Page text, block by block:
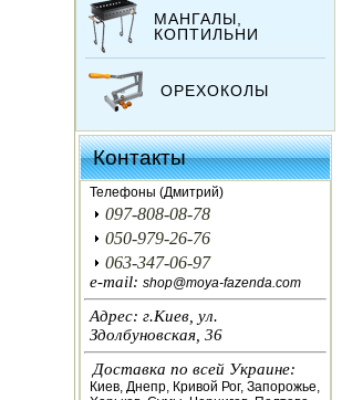
МАНГАЛЫ,
КОПТИЛЬНИ
ОРЕХОКОЛЫ
ИНКУБАТОРЫ
ЗЕРНОДРОБИЛКИ
КОРМОРЕЗКИ
СОЛОМОРЕЗКИ
АВТОКЛАВЫ
ДЛЯ ОГОРОДА
Контакты
Телефоны (Дмитрий)
097-808-08-78
050-979-26-76
063-347-06-97
e-mail:shop@moya-fazenda.com
Адрес: г.Киев, ул.
Здолбуновская, 36
Доставка по всей Украине:
Киев, Днепр, Кривой Рог, Запорожье,